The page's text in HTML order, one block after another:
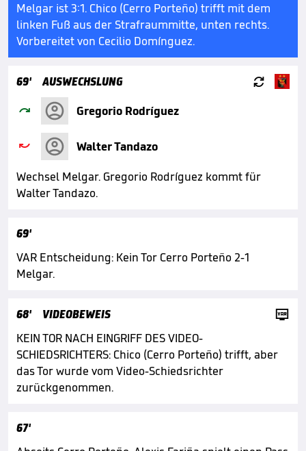
Melgar ist 3:1. Chico (Cerro Porteño) trifft mit dem
linken Fuß aus der Strafraummitte, unten rechts.
Vorbereitet von Cecilio Domínguez.
69' AUSWECHSLUNG 
 Gregorio Rodríguez

Walter Tandazo
Wechsel Melgar. Gregorio Rodríguez kommt für
Walter Tandazo.
69'
VAR Entscheidung: Kein Tor Cerro Porteño 2-1
Melgar.
68' VIDEOBEWEIS

KEIN TOR NACH EINGRIFF DES VIDEO-
SCHIEDSRICHTERS: Chico (Cerro Porteño) trifft, aber
das Tor wurde vom Video-Schiedsrichter
zurückgenommen.
67'